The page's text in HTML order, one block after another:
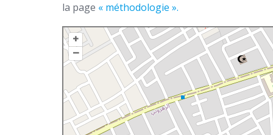
la page « méthodologie ».
+
–